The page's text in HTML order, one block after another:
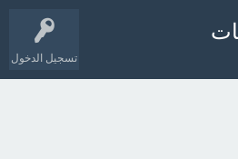
تسجيل الدخول